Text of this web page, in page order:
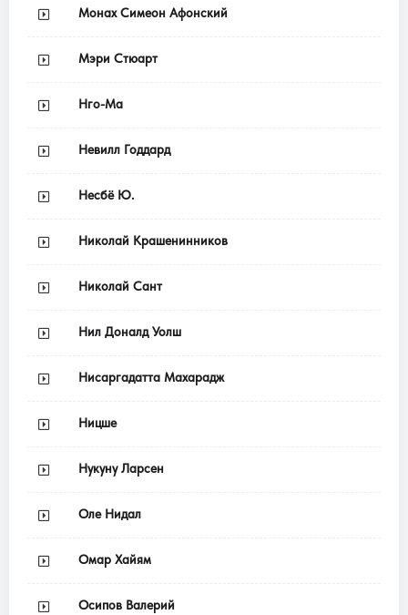
Монах Симеон Афонский
Мэри Стюарт
Нго-Ма
Невилл Годдард
Несбё Ю.
Николай Крашенинников
Николай Сант
Нил Доналд Уолш
Нисаргадатта Махарадж
Ницше
Нукуну Ларсен
Оле Нидал
Омар Хайям
Осипов Валерий